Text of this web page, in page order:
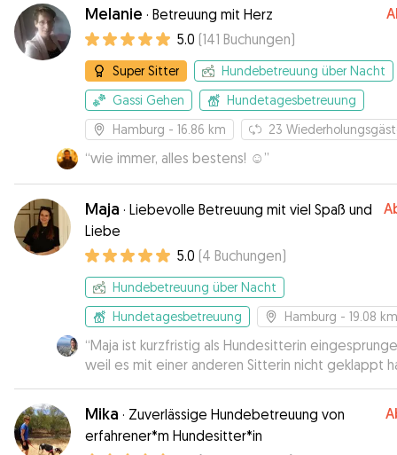
Melanie · Betreuung mit Herz
5.0 (141 Buchungen)
Super Sitter
Hundebetreuung über Nacht
Gassi Gehen
Hundetagesbetreuung
Hamburg - 16.86 km 23
“wie immer, alles bestens! ☺️ ”
Maja · Liebevolle Betreuung mit viel Spaß und
Liebe
5.0 (4 Buchungen)
Hundebetreuung über Nacht
Hundetagesbetreuung
Hamburg - 19.08 km
“Maja ist kurzfristig als Hundesitterin
weil es mit einer anderen Sitterin nicht geklappt
Die Kommunikation war super und Maja hat
Aaron übernommen, ohne ihn zu kennen. Ich wäre
absolut aufgeschmissen gewesen und bin ihr so
dankbar. Aaron hat sich sehr wohlgefühlt und ich
Mika · Zuverlässige Hundebetreuung von
erfahrener*m Hundesitter*in